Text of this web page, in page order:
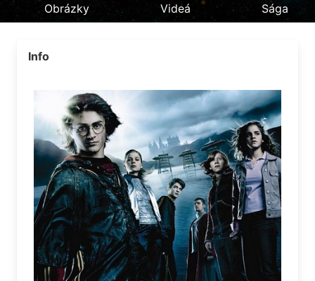
Obrázky Videá Sága
Info